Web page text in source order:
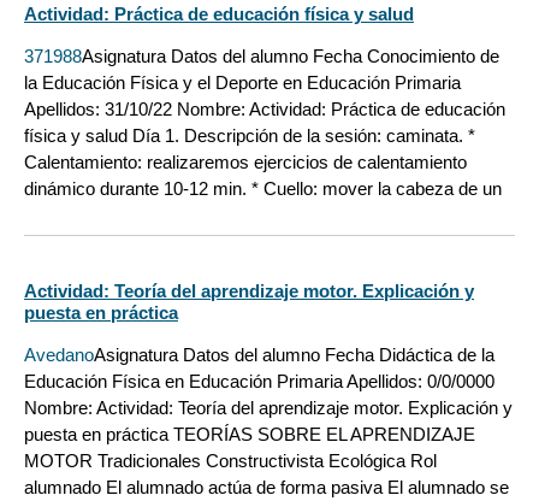
Actividad: Práctica de educación física y salud
371988Asignatura Datos del alumno Fecha Conocimiento de
la Educación Física y el Deporte en Educación Primaria
Apellidos: 31/10/22 Nombre: Actividad: Práctica de educación
física y salud Día 1. Descripción de la sesión: caminata. *
Calentamiento: realizaremos ejercicios de calentamiento
dinámico durante 10-12 min. * Cuello: mover la cabeza de un
Actividad: Teoría del aprendizaje motor. Explicación y
puesta en práctica
AvedanoAsignatura Datos del alumno Fecha Didáctica de la
Educación Física en Educación Primaria Apellidos: 0/0/0000
Nombre: Actividad: Teoría del aprendizaje motor. Explicación y
puesta en práctica TEORÍAS SOBRE EL APRENDIZAJE
MOTOR Tradicionales Constructivista Ecológica Rol
alumnado El alumnado actúa de forma pasiva El alumnado se